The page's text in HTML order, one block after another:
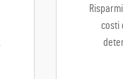
costi